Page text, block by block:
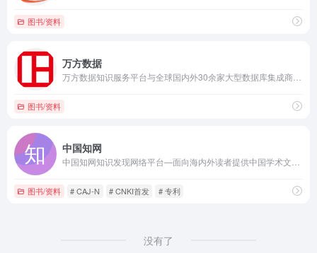
图书/资料
万方数据
图书/资料
中国知网
图书/资料 # CAJ-N # CNKI首发 # 专利
没有了